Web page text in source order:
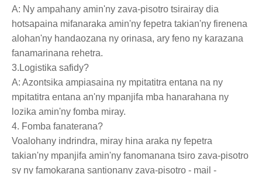
A: Ny ampahany amin'ny zava-pisotro tsirairay dia
hotsapaina mifanaraka amin'ny fepetra takian'ny firenena
alohan'ny handaozana ny orinasa, ary feno ny karazana
fanamarinana rehetra.
3.Logistika safidy?
A: Azontsika ampiasaina ny mpitatitra entana na ny
mpitatitra entana an'ny mpanjifa mba hanarahana ny
lozika amin'ny fomba miray.
4. Fomba fanaterana?
Voalohany indrindra, miray hina araka ny fepetra
takian'ny mpanjifa amin'ny fanomanana tsiro zava-pisotro
sy ny famokarana santionany zava-pisotro - mail -